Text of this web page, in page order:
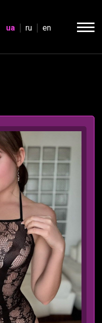
ua ru en